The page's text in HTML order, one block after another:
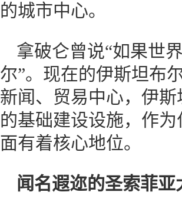
的城市中心。
拿破仑曾说“如果世
尔”。现在的伊斯坦布
新闻、贸易中心，伊
的基础建设设施，作
面有着核心地位。
闻名遐迩的圣索菲亚